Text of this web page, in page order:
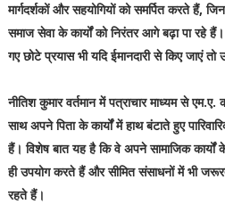
मार्गदर्शकों और सहयोगियों को समर्पित करते हैं,
समाज सेवा के कार्यों को निरंतर आगे बढ़ा पा रहे
गए छोटे प्रयास भी यदि ईमानदारी से किए जाएं तो
नीतिश कुमार वर्तमान में पत्राचार माध्यम से
साथ अपने पिता के कार्यों में हाथ बंटाते हुए
हैं। विशेष बात यह है कि वे अपने सामाजिक कार्यों
ही उपयोग करते हैं और सीमित संसाधनों में भी
रहते हैं।